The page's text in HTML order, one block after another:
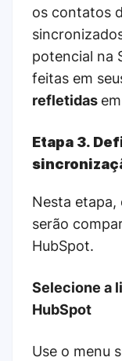
os contatos
potencial na
feitas em
refletidas
Etapa 3.
Nesta
serão
HubSpot.
Selecione a
HubSpot
Use o menu